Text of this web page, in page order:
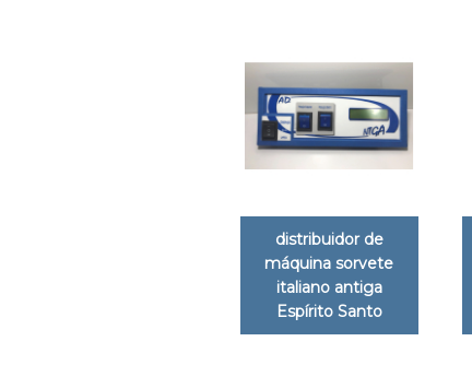
distribuidor de
máquina sorvete
italiano antiga
Espírito Santo